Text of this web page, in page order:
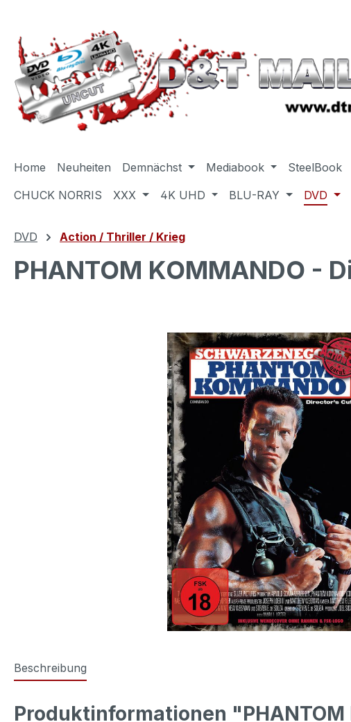
Home Neuheiten Demnächst Mediabook SteelBook
CHUCK NORRIS
XXX 4K UHD BLU-RAY DVD
DVD Action / Thriller / Krieg
PHANTOM KOMMANDO -
Beschreibung
Produktinformationen